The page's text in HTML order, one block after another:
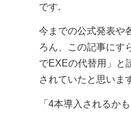
です.
今までの公式発表や
ろん、この記事にす
でEXEの代替用」と
されていたと思いま
「4本導入されるか